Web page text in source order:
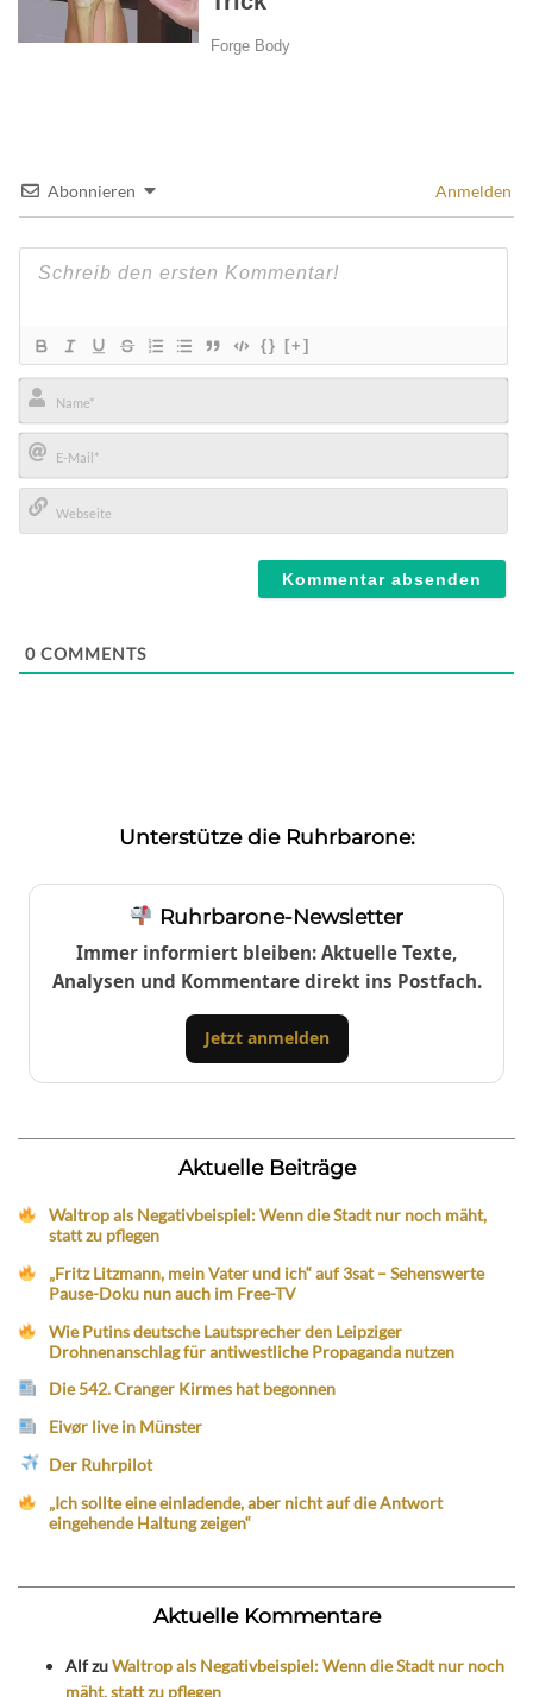
Abonnieren Anmelden
{} [+]
Name*
E-
Mail*
0 COMMENTS
Unterstütze die Ruhrbarone:
Ruhrbarone-Newsletter
Immer informiert bleiben: Aktuelle Texte,
Analysen und Kommentare direkt ins Postfach.
Jetzt anmelden
Aktuelle Beiträge
Waltrop als Negativbeispiel: Wenn die Stadt nur noch mäht,
statt zu pflegen
„Fritz Litzmann, mein Vater und ich“ auf 3sat – Sehenswerte
Pause-Doku nun auch im Free-TV
Wie Putins deutsche Lautsprecher den Leipziger
Drohnenanschlag für antiwestliche Propaganda nutzen
Die 542. Cranger Kirmes hat begonnen
Eivør live in Münster
Der Ruhrpilot
„Ich sollte eine einladende, aber nicht auf die Antwort
eingehende Haltung zeigen“
Aktuelle Kommentare
AlfzuWaltrop als Negativbeispiel: Wenn die Stadt nur noch
mäht, statt zu pflegen